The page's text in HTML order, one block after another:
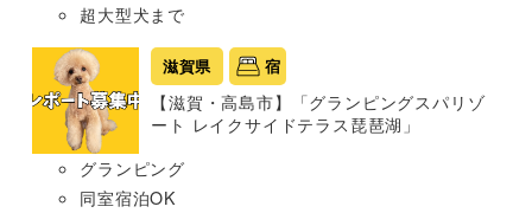
超大型犬まで
滋賀県 宿
【滋賀・高島市】「グランピングスパリゾ
ート レイクサイドテラス琵琶湖」
グランピング
同室宿泊OK